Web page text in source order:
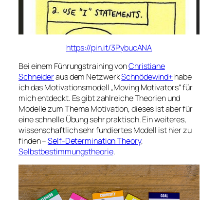
https://pin.it/3PybucANA
Bei einem Führungstraining vonChristiane
Schneideraus dem NetzwerkSchnödewind+habe
ich das Motivationsmodell „Moving Motivators“ für
mich entdeckt. Es gibt zahlreiche Theorien und
Modelle zum Thema Motivation, dieses ist aber für
eine schnelle Übung sehr praktisch. Ein weiteres,
wissenschaftlich sehr fundiertes Modell ist hier zu
finden –Self-Determination Theory,
Selbstbestimmungstheorie.